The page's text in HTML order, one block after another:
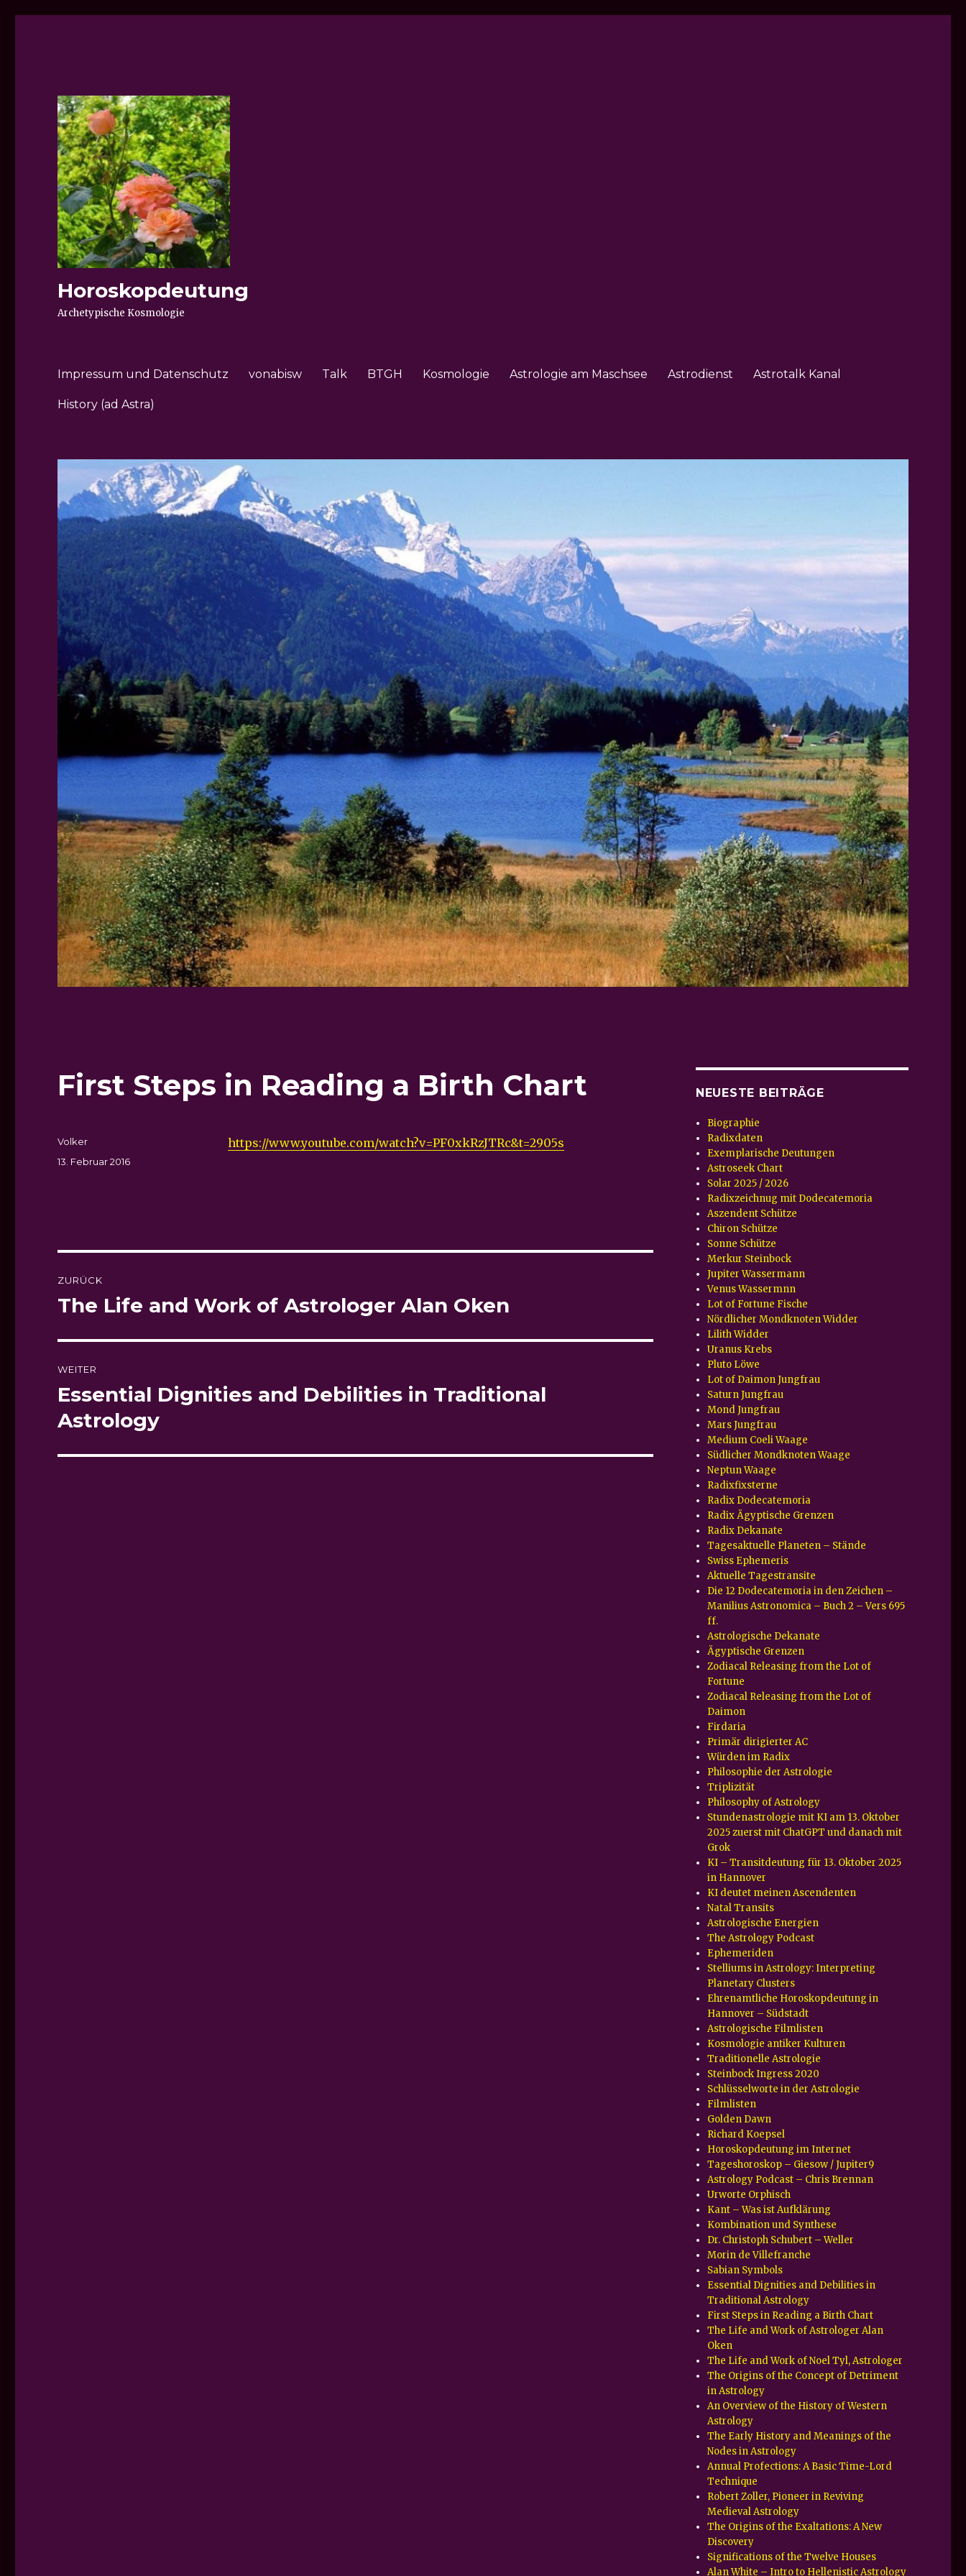
Horoskopdeutung
Archetypische Kosmologie
Impressum und Datenschutz vonabisw Talk BTGH Kosmologie Astrologie am Maschsee Astrodienst Astrotalk Kanal
History (ad Astra)
First Steps in Reading a Birth Chart
https://www.youtube.com/watch?v=PF0xkRzJTRc&t=2905s
Autor
Volker
Veröffentlicht
13. Februar 2016
ZURÜCK
Vorheriger
The Life and Work of Astrologer Alan Oken
WEITER
Nächster
Beitrag:
Essential Dignities and Debilities in Traditional
Astrology
NEUESTE BEITRÄGE
Biographie
Radixdaten
Exemplarische Deutungen
Astroseek Chart
Solar 2025 / 2026
Radixzeichnug mit Dodecatemoria
Aszendent Schütze
Chiron Schütze
Sonne Schütze
Merkur Steinbock
Jupiter Wassermann
Venus Wassermnn
Lot of Fortune Fische
Nördlicher Mondknoten Widder
Lilith Widder
Uranus Krebs
Pluto Löwe
Lot of Daimon Jungfrau
Saturn Jungfrau
Mond Jungfrau
Mars Jungfrau
Medium Coeli Waage
Südlicher Mondknoten Waage
Neptun Waage
Radixfixsterne
Radix Dodecatemoria
Radix Ägyptische Grenzen
Radix Dekanate
Tagesaktuelle Planeten – Stände
Swiss Ephemeris
Aktuelle Tagestransite
Die 12 Dodecatemoria in den Zeichen –
Manilius Astronomica – Buch 2 – Vers 695
ff.
Astrologische Dekanate
Ägyptische Grenzen
Zodiacal Releasing from the Lot of
Fortune
Zodiacal Releasing from the Lot of
Daimon
Firdaria
Primär dirigierter AC
Würden im Radix
Philosophie der Astrologie
Triplizität
Philosophy of Astrology
Stundenastrologie mit KI am 13. Oktober
2025 zuerst mit ChatGPT und danach mit
Grok
KI – Transitdeutung für 13. Oktober 2025
in Hannover
KI deutet meinen Ascendenten
Natal Transits
Astrologische Energien
The Astrology Podcast
Ephemeriden
Stelliums in Astrology: Interpreting
Planetary Clusters
Ehrenamtliche Horoskopdeutung in
Hannover – Südstadt
Astrologische Filmlisten
Kosmologie antiker Kulturen
Traditionelle Astrologie
Steinbock Ingress 2020
Schlüsselworte in der Astrologie
Filmlisten
Golden Dawn
Richard Koepsel
Horoskopdeutung im Internet
Tageshoroskop – Giesow / Jupiter9
Astrology Podcast – Chris Brennan
Urworte Orphisch
Kant – Was ist Aufklärung
Kombination und Synthese
Dr. Christoph Schubert – Weller
Morin de Villefranche
Sabian Symbols
Essential Dignities and Debilities in
Traditional Astrology
First Steps in Reading a Birth Chart
The Life and Work of Astrologer Alan
Oken
The Life and Work of Noel Tyl, Astrologer
The Origins of the Concept of Detriment
in Astrology
An Overview of the History of Western
Astrology
The Early History and Meanings of the
Nodes in Astrology
Annual Profections: A Basic Time-Lord
Technique
Robert Zoller, Pioneer in Reviving
Medieval Astrology
The Origins of the Exaltations: A New
Discovery
Significations of the Twelve Houses
Alan White – Intro to Hellenistic Astrology